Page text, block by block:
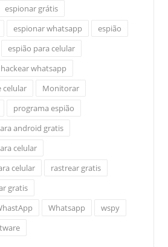
espionar grátis
espionar whatsapp
espião
espião para celular
hackear whatsapp
Monitorar
programa espião
android gratis
celular
celular
rastrear gratis
gratis
Whatsapp
wspy